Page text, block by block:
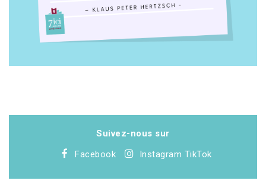
Suivez-nous sur
Facebook
Instagram TikTok